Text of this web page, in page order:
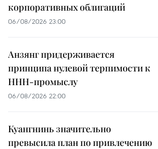
корпоративных облигаций
06/08/2026 23:00
Анзянг придерживается
принципа нулевой терпимости к
ННН-промыслу
06/08/2026 22:00
Куангнинь значительно
превысила план по привлечению